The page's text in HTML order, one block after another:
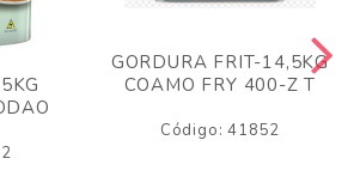
GORDURA FRIT-14,5KG
COAMO FRY 400-Z T
Código: 41852